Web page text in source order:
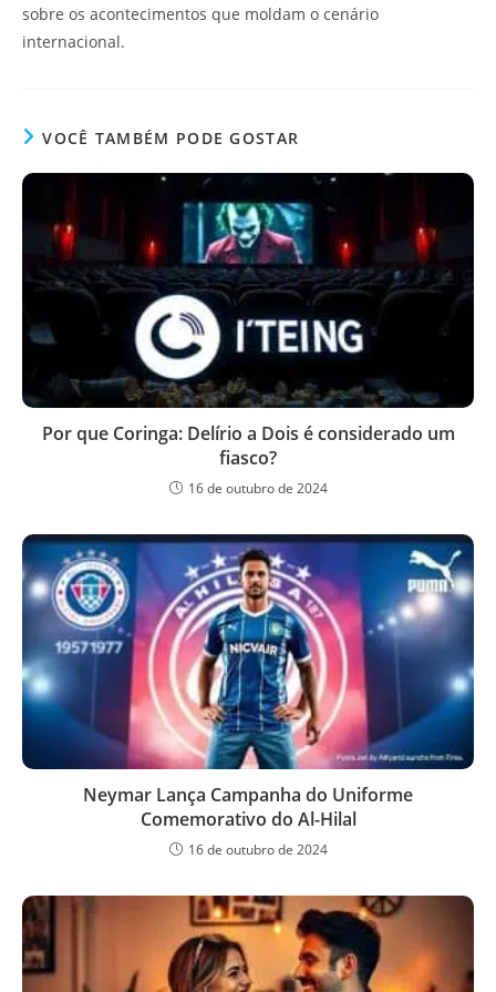
sobre os acontecimentos que moldam o cenário
internacional.
VOCÊ TAMBÉM PODE GOSTAR
Por que Coringa: Delírio a Dois é considerado um
fiasco?
16 de outubro de 2024
Neymar Lança Campanha do Uniforme
Comemorativo do Al-Hilal
16 de outubro de 2024